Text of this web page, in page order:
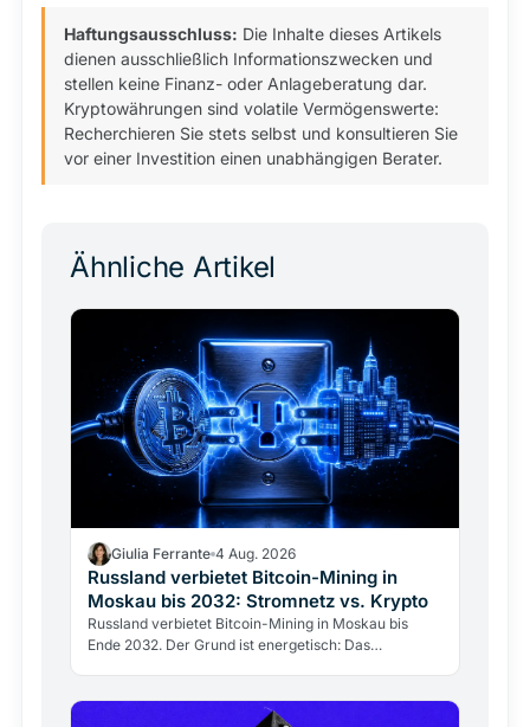
Haftungsausschluss: Die Inhalte dieses Artikels
dienen ausschließlich Informationszwecken und
stellen keine Finanz- oder Anlageberatung dar.
Kryptowährungen sind volatile Vermögenswerte:
Recherchieren Sie stets selbst und konsultieren Sie
vor einer Investition einen unabhängigen Berater.
Ähnliche Artikel
Giulia Ferrante 4 Aug. 2026
Russland verbietet Bitcoin-Mining in
Moskau bis 2032: Stromnetz vs. Krypto
Russland verbietet Bitcoin-Mining in Moskau bis
Ende 2032. Der Grund ist energetisch: Das